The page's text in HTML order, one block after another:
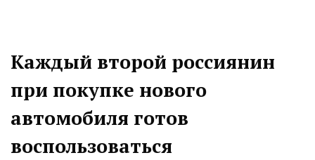
Каждый второй россиянин
при покупке нового
автомобиля готов
воспользоваться